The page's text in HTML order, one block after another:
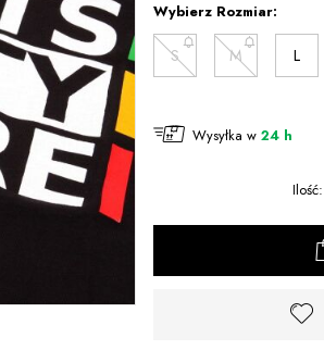
Wybierz Rozmiar:
S M L
Wysyłka w 24 h
Ilość: